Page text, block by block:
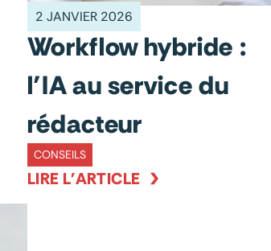
2 JANVIER 2026
Workflow hybride :
l’IA au service du
rédacteur
CONSEILS
LIRE L'ARTICLE